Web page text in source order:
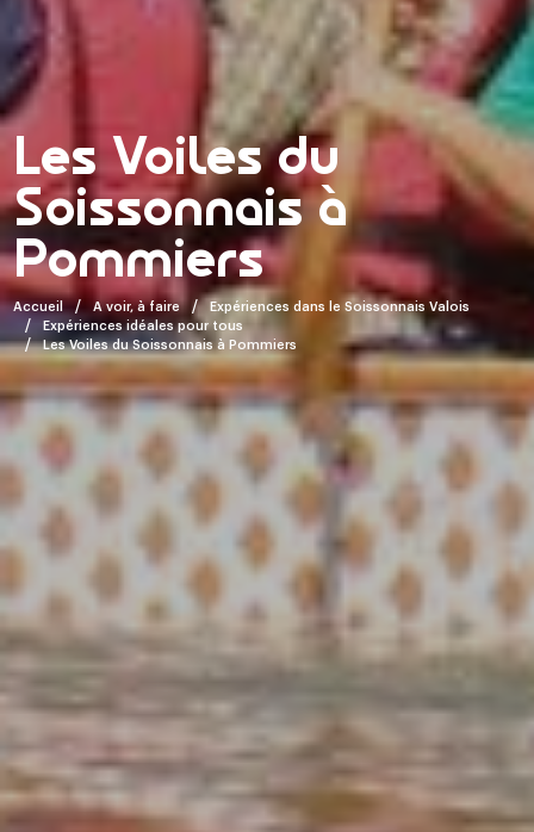
Les Voiles du
Soissonnais à
Pommiers
Accueil A voir, à faire
Expériences dans le Soissonnais Valois
Expériences idéales pour tous
Les Voiles du Soissonnais à Pommiers